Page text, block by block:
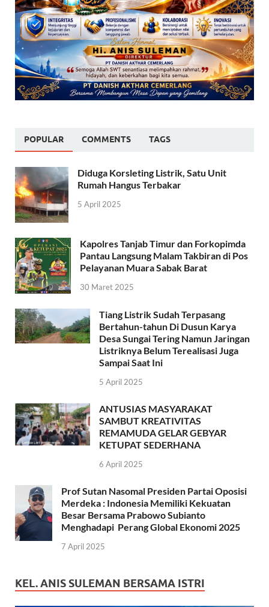
POPULAR COMMENTS TAGS
Diduga Korsleting Listrik, Satu Unit
Rumah Hangus Terbakar
5 April 2025
Kapolres Tanjab Timur dan Forkopimda
Pantau Langsung Malam Takbiran di Pos
Pelayanan Muara Sabak Barat
30 Maret 2025
Tiang Listrik Sudah Terpasang
Bertahun-tahun Di Dusun Karya
Desa Sungai Tering Namun Jaringan
Listriknya Belum Terealisasi Juga
Sampai Saat Ini
5 April 2025
ANTUSIAS MASYARAKAT
SAMBUT KREATIVITAS
REMAMUDA GELAR GEBYAR
KETUPAT SEDERHANA
6 April 2025
Prof Sutan Nasomal Presiden Partai Oposisi
Merdeka : Indonesia Memiliki Kekuatan
Besar Bersama Prabowo Subianto
Menghadapi Perang Global Ekonomi 2025
7 April 2025
KEL. ANIS SULEMAN BERSAMA ISTRI